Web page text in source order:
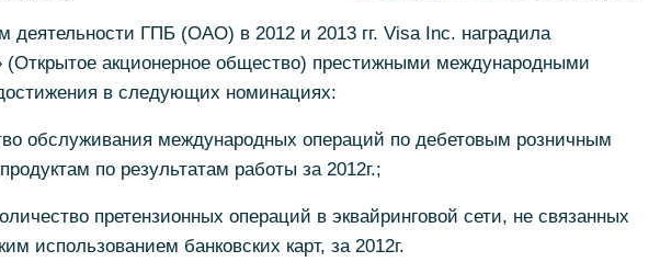
деятельности ГПБ (ОАО) в 2012 и 2013 гг. Visa Inc. наградила
(Открытое акционерное общество) престижными международными
в следующих номинациях:
обслуживания международных операций по дебетовым розничным
по результатам работы за 2012г.;
претензионных операций в эквайринговой сети, не связанных
использованием банковских карт, за 2012г.